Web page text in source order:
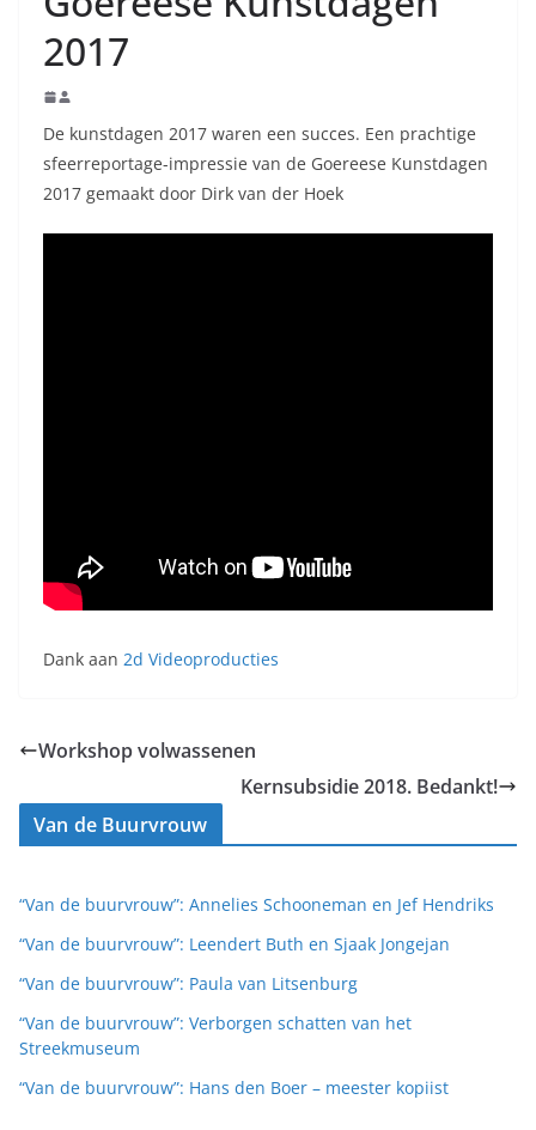
2017
De kunstdagen 2017 waren een succes. Een prachtige
sfeerreportage-impressie van de Goereese Kunstdagen
2017 gemaakt door Dirk van der Hoek
Dank aan 2d Videoproducties
Workshop volwassenen
Kernsubsidie 2018. Bedankt!
Van de Buurvrouw
“Van de buurvrouw”: Annelies Schooneman en Jef Hendriks
“Van de buurvrouw”: Leendert Buth en Sjaak Jongejan
“Van de buurvrouw”: Paula van Litsenburg
“Van de buurvrouw”: Verborgen schatten van het
Streekmuseum
“Van de buurvrouw”: Hans den Boer – meester kopiist